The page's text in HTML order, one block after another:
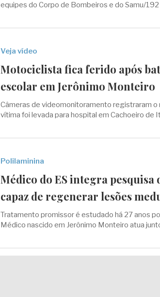
equipes do Corpo de Bombeiros e do Samu/192
Veja vídeo
Motociclista fica ferido após
escolar em Jerônimo Monteiro
Câmeras de videomonitoramento registraram o
vítima foi levada para hospital em Cachoeiro de
Polilaminina
Médico do ES integra pesquisa
capaz de regenerar lesões
Tratamento promissor é estudado há 27 anos
Médico nascido em Jerônimo Monteiro atua